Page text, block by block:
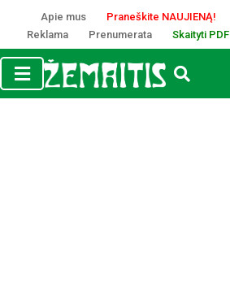
Apie mus
Praneškite NAUJIENĄ!
Reklama
Prenumerata Skaityti PDF